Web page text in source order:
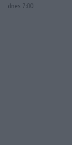
dnes 7:00